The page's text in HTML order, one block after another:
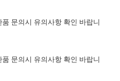
문의시 유의사항 확인 바랍니
문의시 유의사항 확인 바랍니